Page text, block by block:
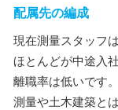
配属先の編成
現在測量スタッフは
ほとんどが中途入社
離職率は低いです。
測量や土木建築と